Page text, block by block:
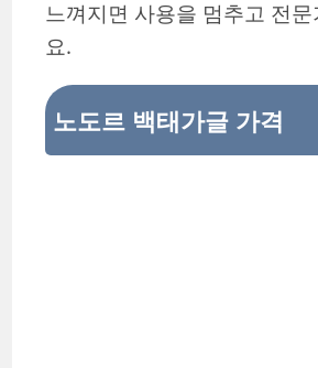
느껴지면 사용을 멈추고 전
요.
노도르 백태가글 가격